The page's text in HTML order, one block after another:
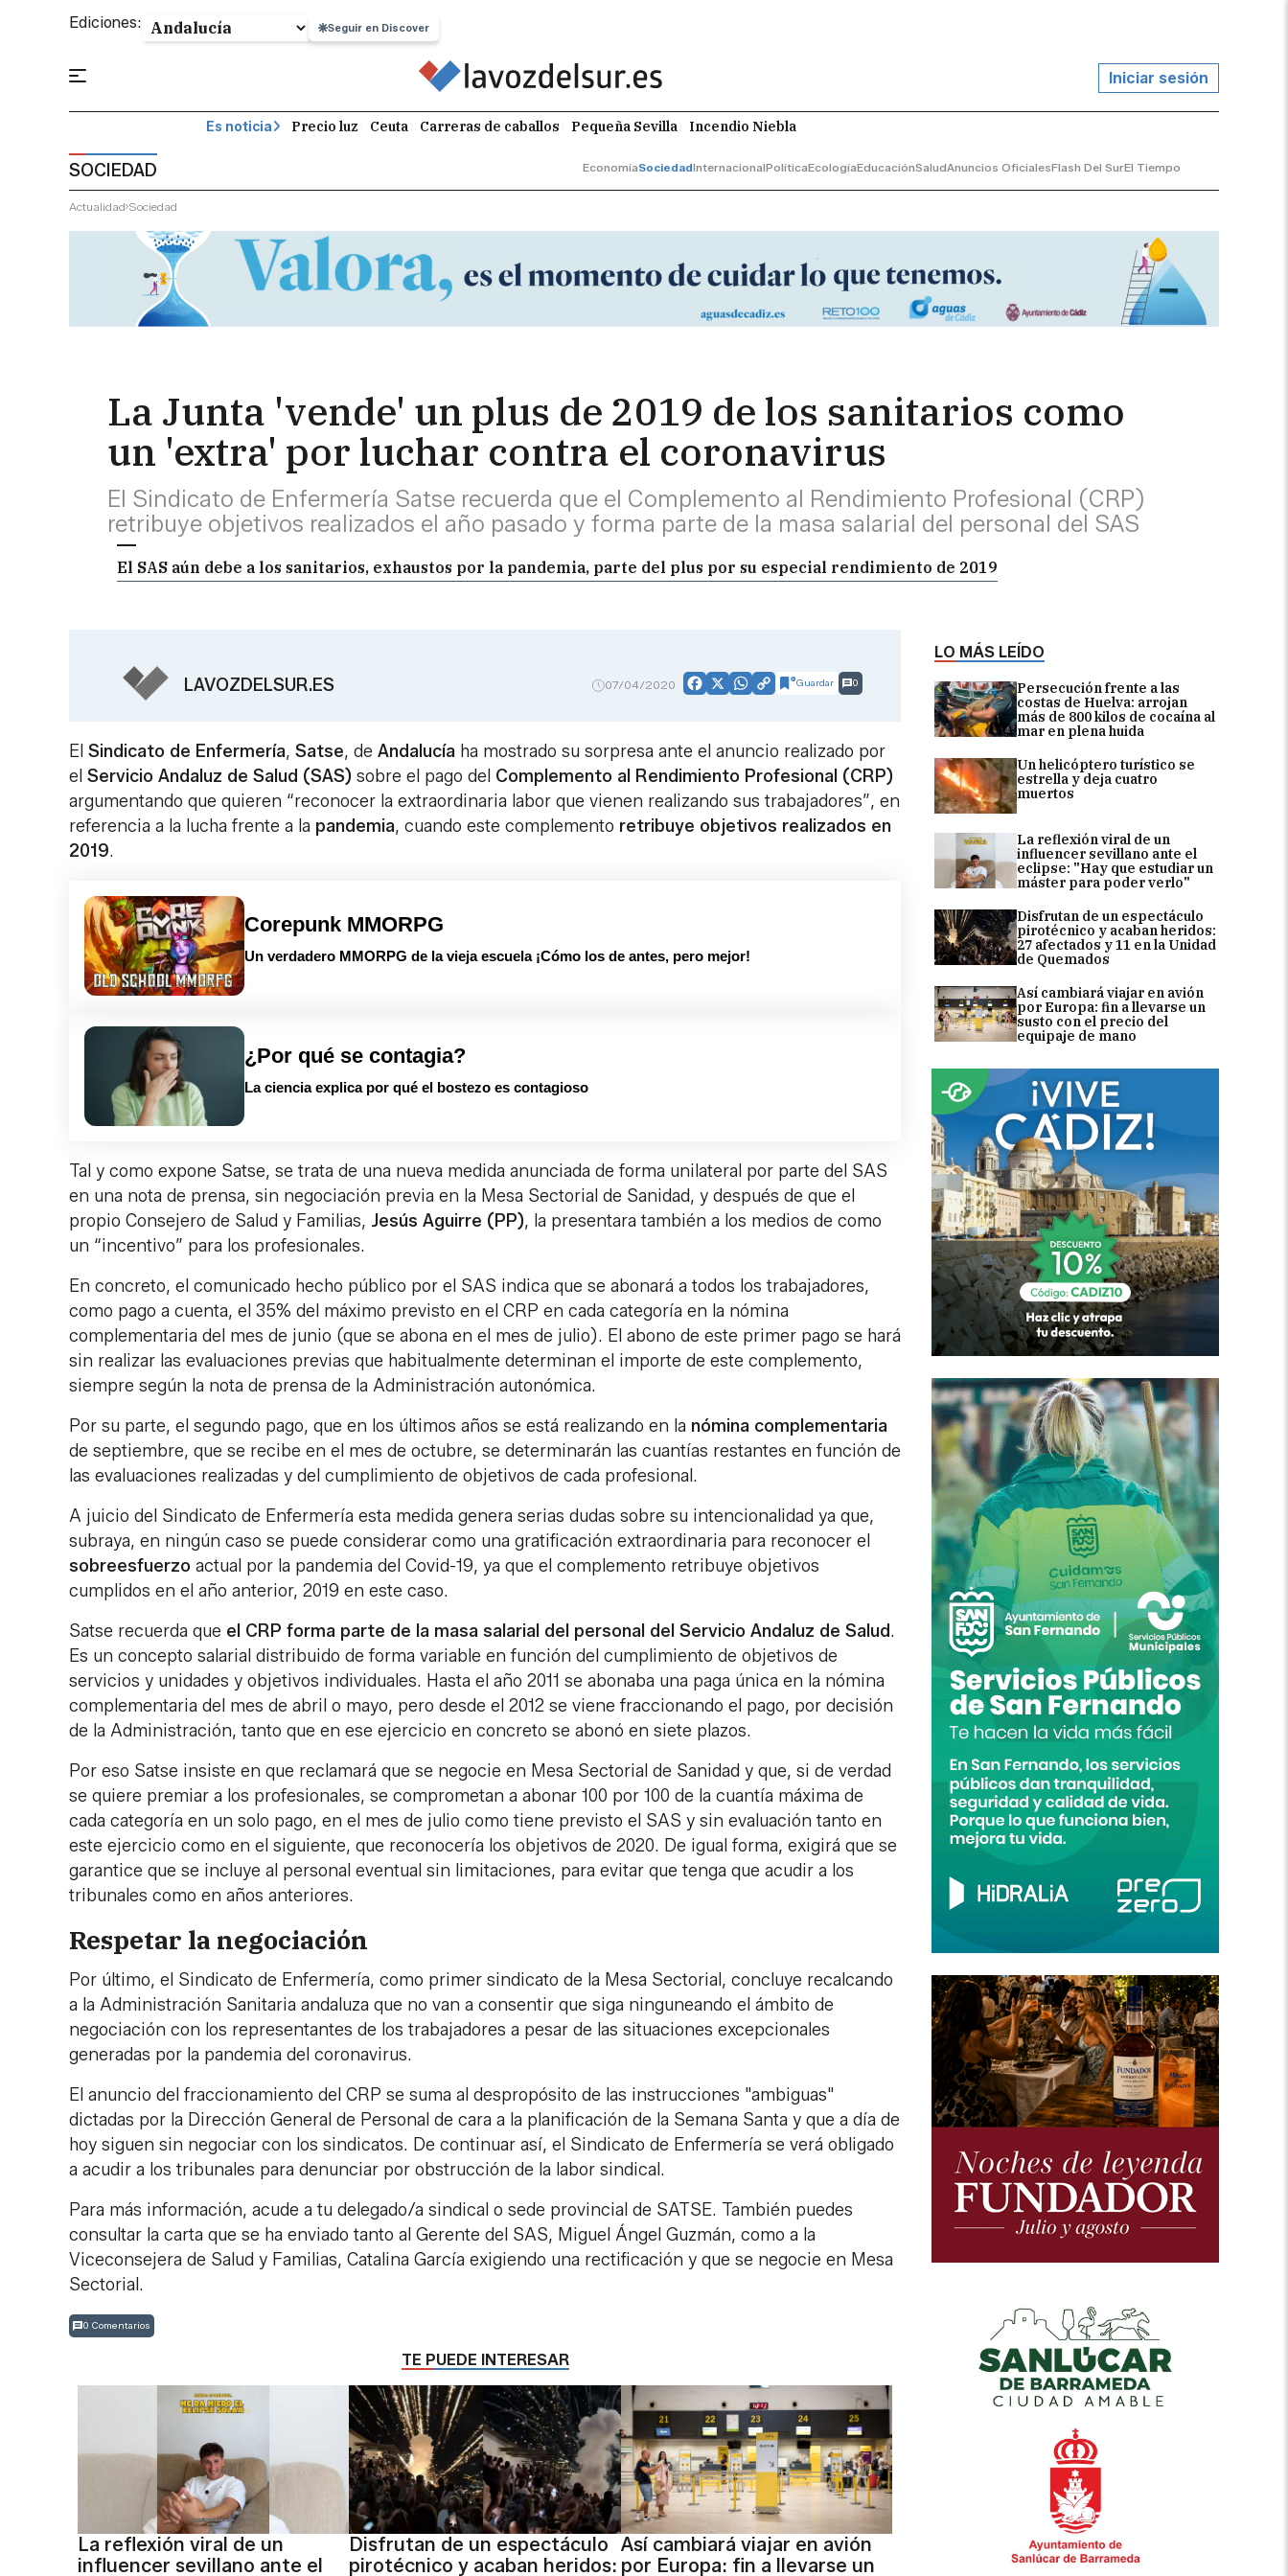
Ediciones: Seguir en Discover
Iniciar sesión
Es noticia Precio luz Ceuta Carreras de caballos Pequeña Sevilla Incendio Niebla
SOCIEDAD EconomíaSociedadInternacionalPolíticaEcologíaEducaciónSaludAnuncios OficialesFlash Del SurEl Tiempo
Actualidad Sociedad
La Junta 'vende' un plus de 2019 de los sanitarios como
un 'extra' por luchar contra el coronavirus
El Sindicato de Enfermería Satse recuerda que el Complemento al Rendimiento Profesional (CRP)
retribuye objetivos realizados el año pasado y forma parte de la masa salarial del personal del SAS
El SAS aún debe a los sanitarios, exhaustos por la pandemia, parte del plus por su especial rendimiento de 2019
LO MÁS LEÍDO
Persecución frente a las
costas de Huelva: arrojan
más de 800 kilos de cocaína al
mar en plena huida
Un helicóptero turístico se
estrella y deja cuatro
muertos
La reflexión viral de un
influencer sevillano ante el
eclipse: "Hay que estudiar un
máster para poder verlo"
Disfrutan de un espectáculo
pirotécnico y acaban heridos:
27 afectados y 11 en la Unidad
de Quemados
Así cambiará viajar en avión
por Europa: fin a llevarse un
susto con el precio del
equipaje de mano
LAVOZDELSUR.ES 07/04/2020 Facebook
X WhatsApp
CopyGuardar 0
El Sindicato de Enfermería, Satse, de Andalucía ha mostrado su sorpresa ante el anuncio realizado por
el Servicio Andaluz de Salud (SAS) sobre el pago del Complemento al Rendimiento Profesional (CRP)
argumentando que quieren “reconocer la extraordinaria labor que vienen realizando sus trabajadores”, en
referencia a la lucha frente a la pandemia, cuando este complemento retribuye objetivos realizados en
2019.
Corepunk MMORPG
Un verdadero MMORPG de la vieja escuela ¡Cómo los de antes, pero mejor!
¿Por qué se contagia?
La ciencia explica por qué el bostezo es contagioso
Tal y como expone Satse, se trata de una nueva medida anunciada de forma unilateral por parte del SAS
en una nota de prensa, sin negociación previa en la Mesa Sectorial de Sanidad, y después de que el
propio Consejero de Salud y Familias, Jesús Aguirre (PP), la presentara también a los medios de como
un “incentivo” para los profesionales.
En concreto, el comunicado hecho público por el SAS indica que se abonará a todos los trabajadores,
como pago a cuenta, el 35% del máximo previsto en el CRP en cada categoría en la nómina
complementaria del mes de junio (que se abona en el mes de julio). El abono de este primer pago se hará
sin realizar las evaluaciones previas que habitualmente determinan el importe de este complemento,
siempre según la nota de prensa de la Administración autonómica.
Por su parte, el segundo pago, que en los últimos años se está realizando en la nómina complementaria
de septiembre, que se recibe en el mes de octubre, se determinarán las cuantías restantes en función de
las evaluaciones realizadas y del cumplimiento de objetivos de cada profesional.
A juicio del Sindicato de Enfermería esta medida genera serias dudas sobre su intencionalidad ya que,
subraya, en ningún caso se puede considerar como una gratificación extraordinaria para reconocer el
sobreesfuerzo actual por la pandemia del Covid-19, ya que el complemento retribuye objetivos
cumplidos en el año anterior, 2019 en este caso.
Satse recuerda que el CRP forma parte de la masa salarial del personal del Servicio Andaluz de Salud.
Es un concepto salarial distribuido de forma variable en función del cumplimiento de objetivos de
servicios y unidades y objetivos individuales. Hasta el año 2011 se abonaba una paga única en la nómina
complementaria del mes de abril o mayo, pero desde el 2012 se viene fraccionando el pago, por decisión
de la Administración, tanto que en ese ejercicio en concreto se abonó en siete plazos.
Por eso Satse insiste en que reclamará que se negocie en Mesa Sectorial de Sanidad y que, si de verdad
se quiere premiar a los profesionales, se comprometan a abonar 100 por 100 de la cuantía máxima de
cada categoría en un solo pago, en el mes de julio como tiene previsto el SAS y sin evaluación tanto en
este ejercicio como en el siguiente, que reconocería los objetivos de 2020. De igual forma, exigirá que se
garantice que se incluye al personal eventual sin limitaciones, para evitar que tenga que acudir a los
tribunales como en años anteriores.
Respetar la negociación
Por último, el Sindicato de Enfermería, como primer sindicato de la Mesa Sectorial, concluye recalcando
a la Administración Sanitaria andaluza que no van a consentir que siga ninguneando el ámbito de
negociación con los representantes de los trabajadores a pesar de las situaciones excepcionales
generadas por la pandemia del coronavirus.
El anuncio del fraccionamiento del CRP se suma al despropósito de las instrucciones "ambiguas"
dictadas por la Dirección General de Personal de cara a la planificación de la Semana Santa y que a día de
hoy siguen sin negociar con los sindicatos. De continuar así, el Sindicato de Enfermería se verá obligado
a acudir a los tribunales para denunciar por obstrucción de la labor sindical.
Para más información, acude a tu delegado/a sindical o sede provincial de SATSE. También puedes
consultar la carta que se ha enviado tanto al Gerente del SAS, Miguel Ángel Guzmán, como a la
Viceconsejera de Salud y Familias, Catalina García exigiendo una rectificación y que se negocie en Mesa
Sectorial.
0 Comentarios
TE PUEDE INTERESAR
La reflexión viral de un
influencer sevillano ante el
Disfrutan de un espectáculo
pirotécnico y acaban heridos:
Así cambiará viajar en avión
por Europa: fin a llevarse un